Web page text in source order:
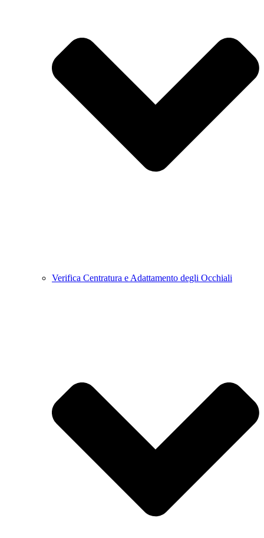
Verifica Centratura e Adattamento degli Occhiali